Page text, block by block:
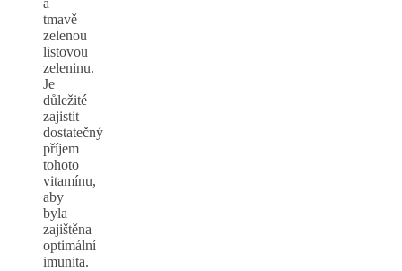
a
tmavě
zelenou
listovou
zeleninu.
Je
důležité
zajistit
dostatečný
příjem
tohoto
vitamínu,
aby
byla
zajištěna
optimální
imunita.